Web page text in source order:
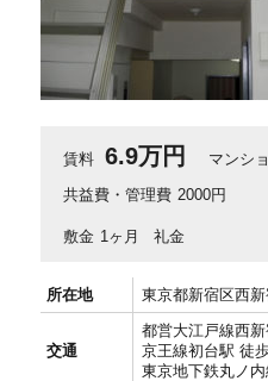
賃料 6.9万円 マンシ
共益費・管理費 2000円
敷金 1ヶ月 礼金
所在地 東京都新宿区西新
交通
都営大江戸線西
京王線初台駅 徒
東京地下鉄丸ノ